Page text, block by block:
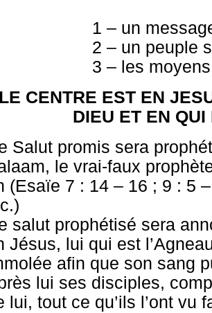
– un message de
– un peuple
3 – les moyens
LE CENTRE EST EN
DIEU ET EN
Salut promis sera
, le vrai-faux
(Esaïe 7 : 14 – 16 ; 9 : 5
salut prophétisé sera
Jésus, lui qui est
afin que son sang
lui ses disciples,
lui, tout ce qu’ils l’ont vu